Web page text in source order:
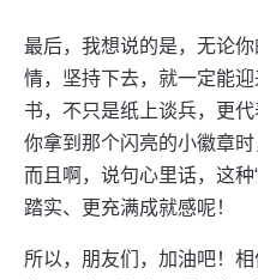
最后，我想说的是，无论
情，坚持下去，就一定能
书，不只是纸上谈兵，更
你拿到那个闪亮的小徽章
而且啊，说句心里话，这种
踏实、更充满成就感呢！
所以，朋友们，加油吧！